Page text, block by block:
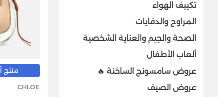
منتج
CHLOE
تكييف الهواء
المراوح والدفايات
الصحة والجيم والعناية الشخصية
ألعاب الأطفال
عروض سامسونج الساخنة 🔥
عروض الصيف